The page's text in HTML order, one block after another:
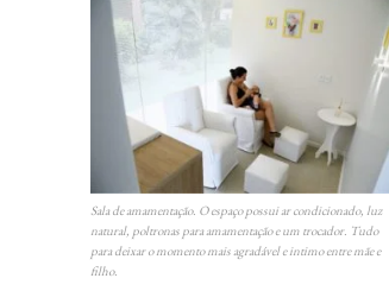
Sala de amamentação. O espaço possui ar condicionado, luz
natural, poltronas para amamentação e um trocador. Tudo
para deixar o momento mais agradável e intimo entre mãe e
filho.